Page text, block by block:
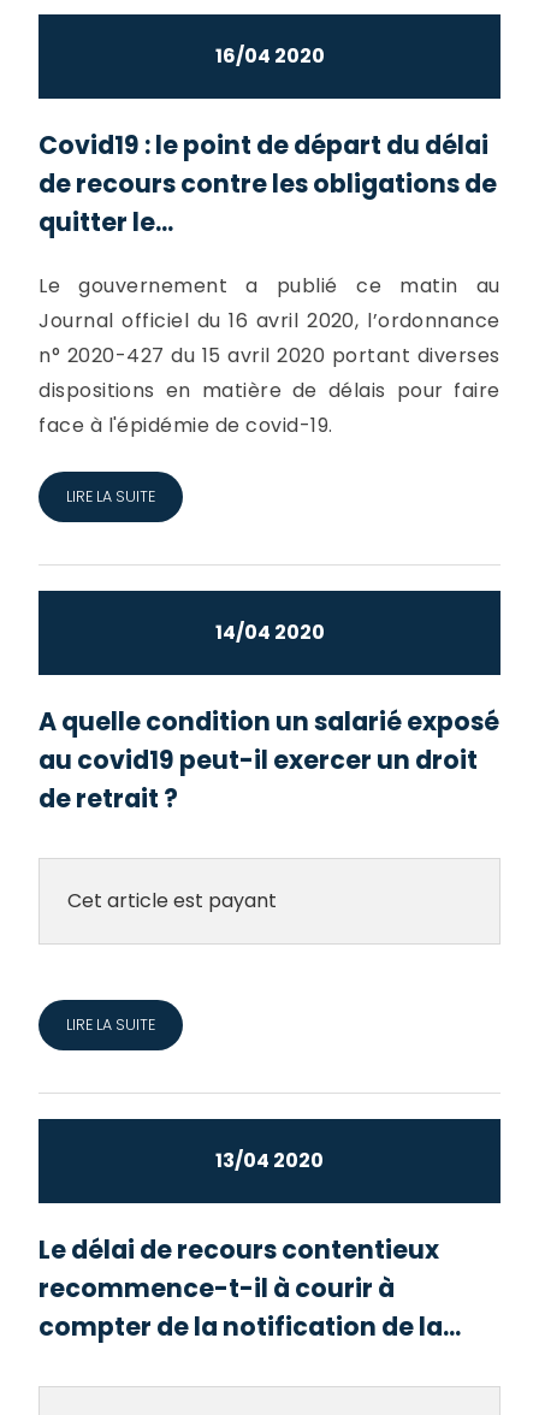
16/04 2020
Covid19 : le point de départ du délai
de recours contre les obligations de
quitter le...
Le gouvernement a publié ce matin au
Journal officiel du 16 avril 2020, l’ordonnance
n° 2020-427 du 15 avril 2020 portant diverses
dispositions en matière de délais pour faire
face à l'épidémie de covid-19.
LIRE LA SUITE
14/04 2020
A quelle condition un salarié exposé
au covid19 peut-il exercer un droit
de retrait ?
Cet article est payant
LIRE LA SUITE
13/04 2020
Le délai de recours contentieux
recommence-t-il à courir à
compter de la notification de la...